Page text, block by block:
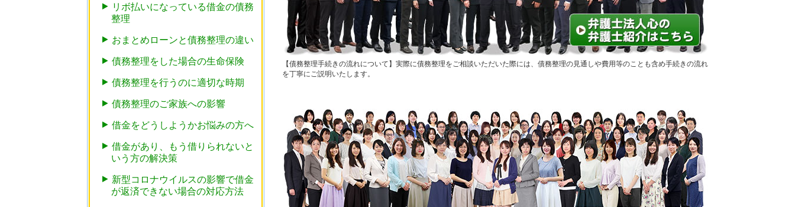
債務整理手続きの流れについて
実際に債務整理をご相談いただいた際には、債務整理の見通しや費用等のことも含め手続きの流れ
を丁寧にご説明いたします。
リボ払いになっている借金の債務
整理
おまとめローンと債務整理の違い
債務整理をした場合の生命保険
債務整理を行うのに適切な時期
債務整理のご家族への影響
借金をどうしようかお悩みの方へ
借金があり、もう借りられないと
いう方の解決策
新型コロナウイルスの影響で借金
が返済できない場合の対応方法